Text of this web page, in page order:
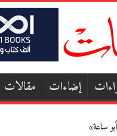
إضاءات مقالات
ساعة»